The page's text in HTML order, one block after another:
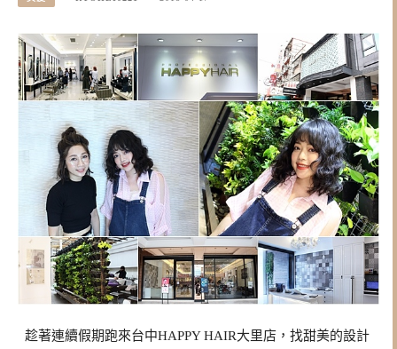
趁著連續假期跑來台中HAPPY HAIR大里店，找甜美的設計